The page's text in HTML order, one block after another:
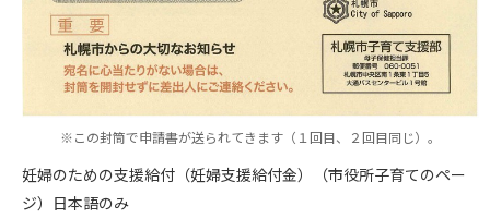
※この封筒で申請書が送られてきます（１回目、２回目同じ）。
妊婦のための支援給付（妊婦支援給付金）（市役所子育てのペー
ジ）日本語のみ